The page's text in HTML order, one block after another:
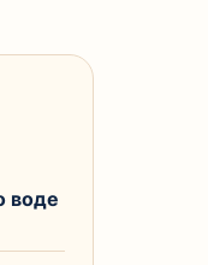
воде